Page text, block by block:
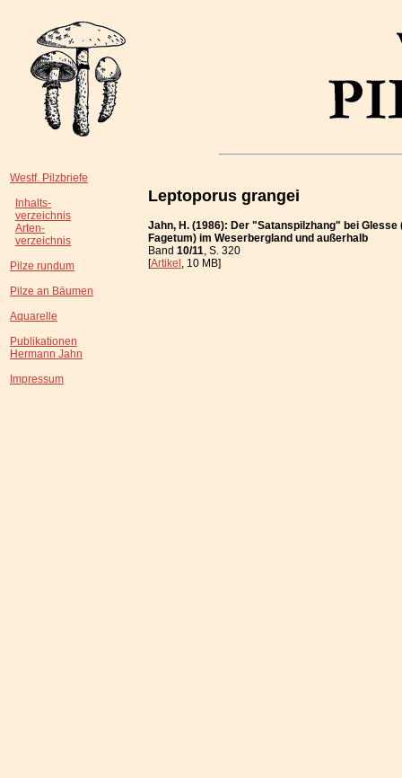
Westf. Pilzbriefe
Inhalts-
verzeichnis
Arten-
verzeichnis
Pilze rundum
Pilze an Bäumen
Aquarelle
Publikationen
Hermann Jahn
Impressum
Leptoporus grangei
Jahn, H. (1986): Der "Satanspilzhang" bei
Fagetum) im Weserbergland und außerhalb
Band 10/11, S. 320
[Artikel, 10 MB]